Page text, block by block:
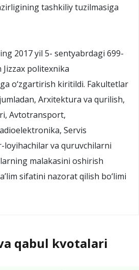
tashkiliy tuzilmasiga
2017 yil 5- sentyabrdagi 699-
politexnika
o‘zgartirish kiritildi. Fakultetlar
Arxitektura va qurilish,
Avtotransport,
Servis
va quruvchilarni
malakasini oshirish
sifatini nazorat qilish bo‘limi
qabul kvotalari